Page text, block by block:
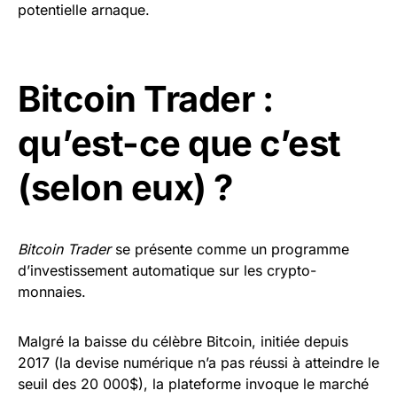
potentielle arnaque.
Bitcoin Trader :
qu’est-ce que c’est
(selon eux) ?
Bitcoin Traderse présente comme un programme
d’investissement automatique sur les crypto-
monnaies.
Malgré la baisse du célèbre Bitcoin, initiée depuis
2017 (la devise numérique n’a pas réussi à atteindre le
seuil des 20 000$), la plateforme invoque le marché